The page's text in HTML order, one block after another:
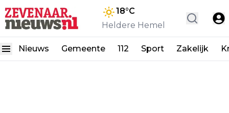
18°C
Heldere Hemel
Nieuws Gemeente 112 Sport Zakelijk